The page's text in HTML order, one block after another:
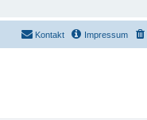
Impressum
Kontakt